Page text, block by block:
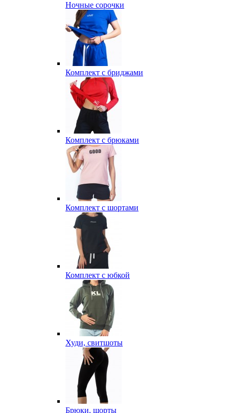
Ночные сорочки
Комплект с бриджами
Комплект с брюками
Комплект с шортами
Комплект с юбкой
Худи, свитшоты
Брюки, шорты